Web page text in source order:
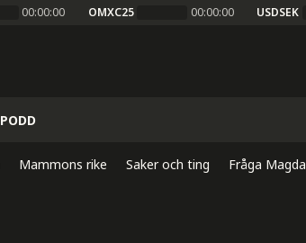
00:00:00 OMXC25 00:00:00 USDSEK
PODD
Mammons rike Saker och ting Fråga Magda